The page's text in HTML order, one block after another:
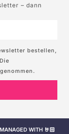
– dann
bestellen,
WITH 🤘🏻